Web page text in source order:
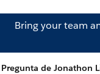
Bring your team
Pregunta de Jonathon